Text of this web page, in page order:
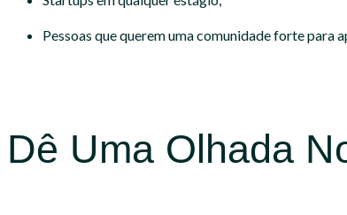
Pessoas que querem uma comunidade forte para
Dê Uma Olhada